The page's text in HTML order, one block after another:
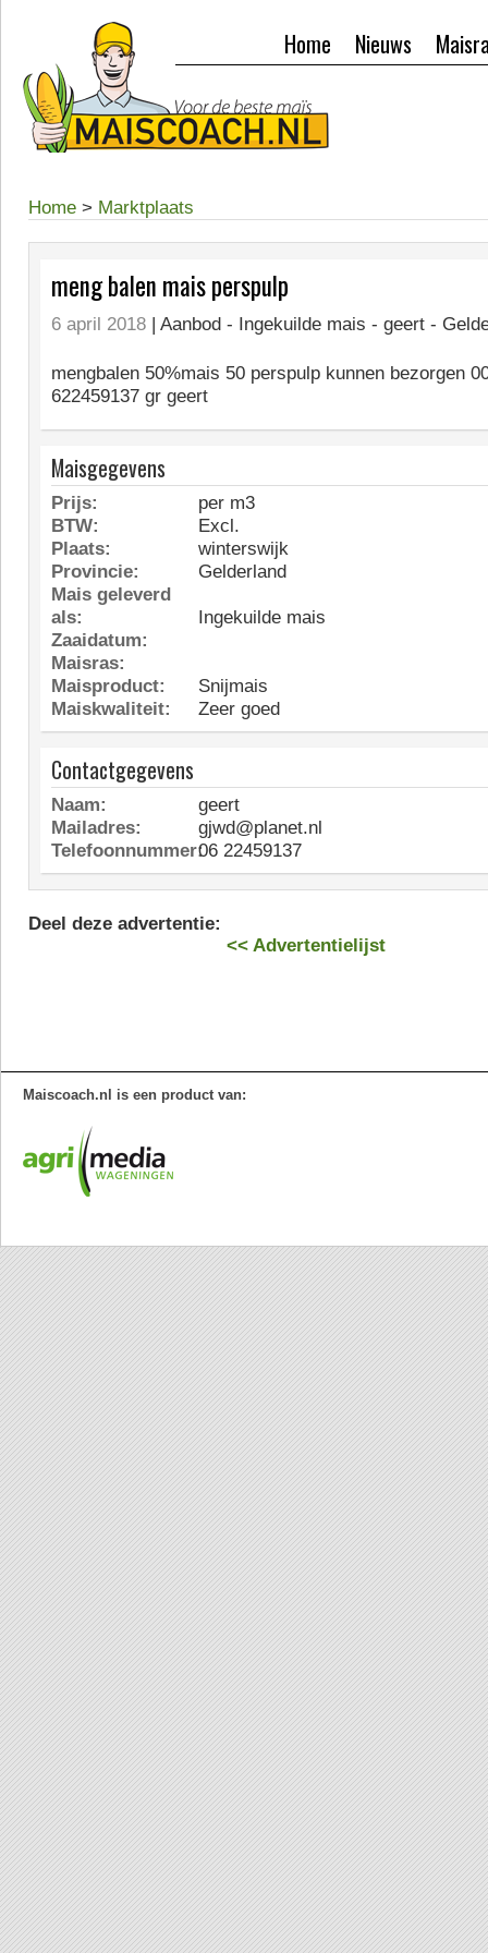
Nieuws
Home
Home > Marktplaats
meng balen mais perspulp
6 april 2018 | Aanbod - Ingekuilde mais - geert -
mengbalen 50%mais 50 perspulp kunnen bezorgen
622459137 gr geert
Maisgegevens
Prijs:
per m3
BTW:
Excl.
Plaats:
winterswijk
Provincie:
Gelderland
Mais geleverd
als:
Ingekuilde mais
Zaaidatum:
Maisras:
Maisproduct:
Snijmais
Maiskwaliteit:
Zeer goed
Contactgegevens
Naam:
geert
Mailadres:
gjwd@planet.nl
Telefoonnummer:06 22459137
Deel deze advertentie:
<< Advertentielijst
Maiscoach.nl is een product van: